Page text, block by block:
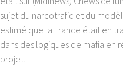
sujet du narcotrafic et du
estimé que la France était en
dans des logiques de mafia en
projet...